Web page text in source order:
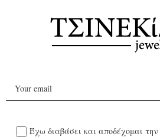
Έχω διαβάσει και αποδέχομαι την